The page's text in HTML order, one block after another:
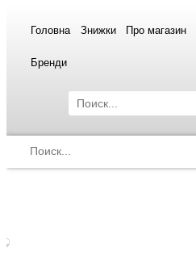
Головна Знижки Про магазин
Бренди